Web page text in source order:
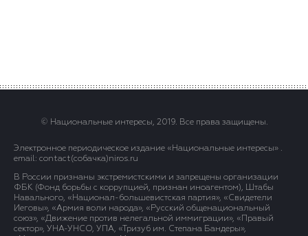
© Национальные интересы, 2019. Все права защищены.
Электронное периодическое издание «Национальные интересы» .
email: contact(сoбaчка)niros.ru
В России признаны экстремистскими и запрещены организации
ФБК (Фонд борьбы с коррупцией, признан иноагентом), Штабы
Навального, «Национал-большевистская партия», «Свидетели
Иеговы», «Армия воли народа», «Русский общенациональный
союз», «Движение против нелегальной иммиграции», «Правый
сектор», УНА-УНСО, УПА, «Тризуб им. Степана Бандеры»,